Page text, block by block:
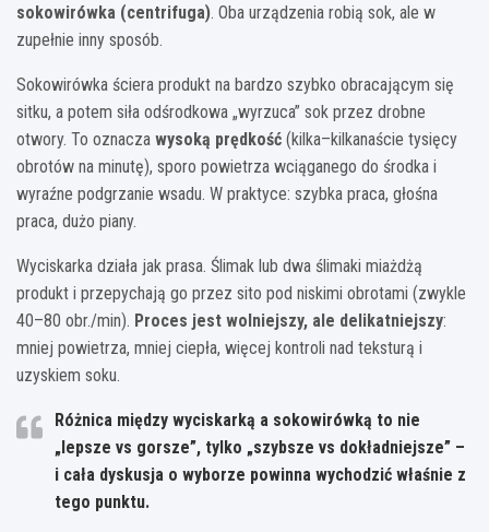
sokowirówka (centrifuga). Oba urządzenia robią sok, ale w
zupełnie inny sposób.
Sokowirówka ściera produkt na bardzo szybko obracającym się
sitku, a potem siła odśrodkowa „wyrzuca” sok przez drobne
otwory. To oznacza wysoką prędkość (kilka–kilkanaście tysięcy
obrotów na minutę), sporo powietrza wciąganego do środka i
wyraźne podgrzanie wsadu. W praktyce: szybka praca, głośna
praca, dużo piany.
Wyciskarka działa jak prasa. Ślimak lub dwa ślimaki miażdżą
produkt i przepychają go przez sito pod niskimi obrotami (zwykle
40–80 obr./min). Proces jest wolniejszy, ale delikatniejszy:
mniej powietrza, mniej ciepła, więcej kontroli nad teksturą i
uzyskiem soku.
Różnica między wyciskarką a sokowirówką to nie
„lepsze vs gorsze”, tylko „szybsze vs dokładniejsze” –
i cała dyskusja o wyborze powinna wychodzić właśnie z
tego punktu.